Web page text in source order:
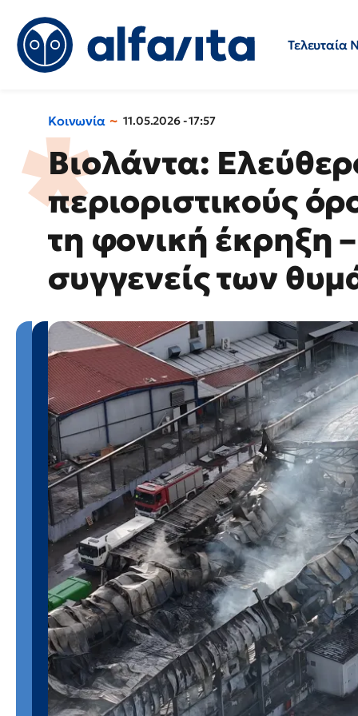
Τελευταία
Κοινωνία 11.05.2026 - 17:57
Βιολάντα:
περιοριστικούς
τη φονική έκρηξη
συγγενείς των